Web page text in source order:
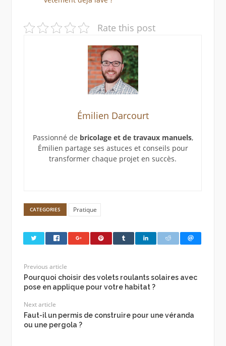
Rate this post
Émilien Darcourt
Passionné de bricolage et de travaux manuels,
Émilien partage ses astuces et conseils pour
transformer chaque projet en succès.
CATEGORIES Pratique
Previous article
Pourquoi choisir des volets roulants solaires avec
pose en applique pour votre habitat ?
Next article
Faut-il un permis de construire pour une véranda
ou une pergola ?